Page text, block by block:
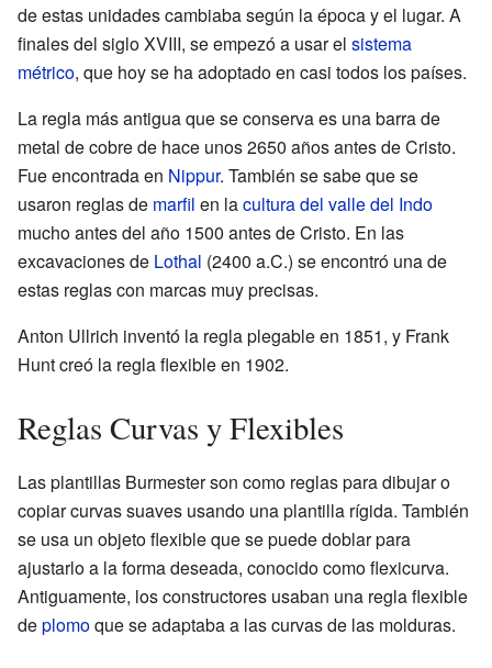
de estas unidades cambiaba según la época y el lugar. A
finales del siglo XVIII, se empezó a usar el sistema
métrico, que hoy se ha adoptado en casi todos los países.
La regla más antigua que se conserva es una barra de
metal de cobre de hace unos 2650 años antes de Cristo.
Fue encontrada en Nippur. También se sabe que se
usaron reglas de marfil en lacultura del valle del Indo
mucho antes del año 1500 antes de Cristo. En las
excavaciones de Lothal (2400 a.C.) se encontró una de
estas reglas con marcas muy precisas.
Anton Ullrich inventó la regla plegable en 1851, y Frank
Hunt creó la regla flexible en 1902.
Reglas Curvas y Flexibles
Las plantillas Burmester son como reglas para dibujar o
copiar curvas suaves usando una plantilla rígida. También
se usa un objeto flexible que se puede doblar para
ajustarlo a la forma deseada, conocido como flexicurva.
Antiguamente, los constructores usaban una regla flexible
deplomoque se adaptaba a las curvas de las molduras.